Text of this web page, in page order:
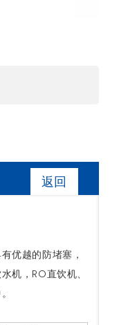
返回
优越的防堵塞，
机，RO直饮机、